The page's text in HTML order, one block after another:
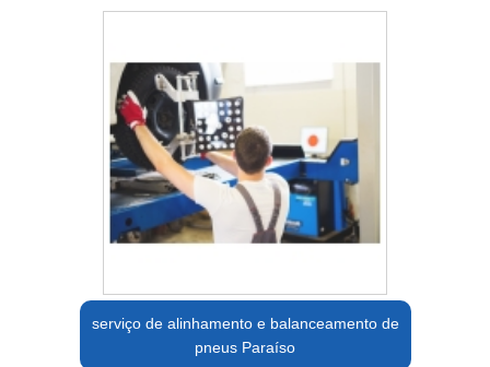
serviço de alinhamento e balanceamento de
pneus Paraíso